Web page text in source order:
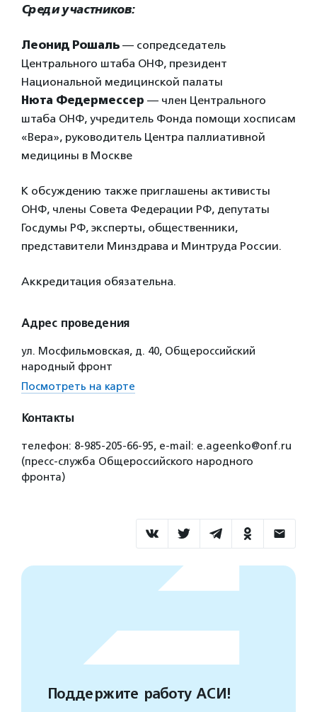
Среди участников:
Леонид Рошаль — сопредседатель
Центрального штаба ОНФ, президент
Национальной медицинской палаты
Нюта Федермессер — член Центрального
штаба ОНФ, учредитель Фонда помощи хосписам
«Вера», руководитель Центра паллиативной
медицины в Москве
К обсуждению также приглашены активисты
ОНФ, члены Совета Федерации РФ, депутаты
Госдумы РФ, эксперты, общественники,
представители Минздрава и Минтруда России.
Аккредитация обязательна.
Адрес проведения
ул. Мосфильмовская, д. 40, Общероссийский
народный фронт
Посмотреть на карте
Контакты
телефон: 8-985-205-66-95, e-mail: e.ageenko@onf.ru
(пресс-служба Общероссийского народного
фронта)
Поддержите работу АСИ!